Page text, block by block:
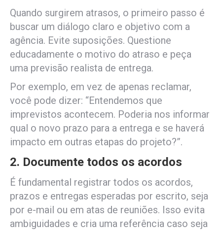
Quando surgirem atrasos, o primeiro passo é
buscar um diálogo claro e objetivo com a
agência. Evite suposições. Questione
educadamente o motivo do atraso e peça
uma previsão realista de entrega.
Por exemplo, em vez de apenas reclamar,
você pode dizer: “Entendemos que
imprevistos acontecem. Poderia nos informar
qual o novo prazo para a entrega e se haverá
impacto em outras etapas do projeto?”.
2. Documente todos os acordos
É fundamental registrar todos os acordos,
prazos e entregas esperadas por escrito, seja
por e-mail ou em atas de reuniões. Isso evita
ambiguidades e cria uma referência caso seja